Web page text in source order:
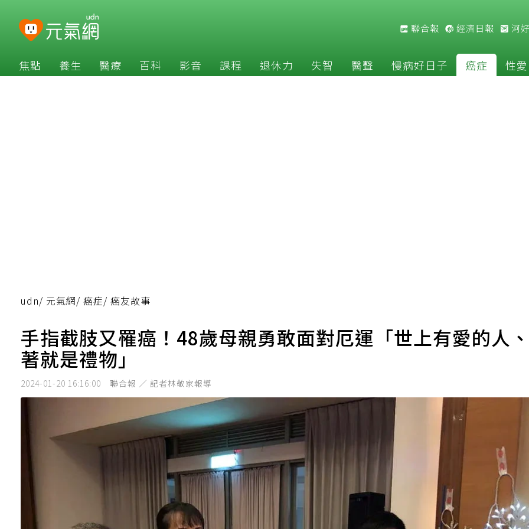
聯合報 經濟日報 河
焦點 養生 醫療 百科 影音 課程 退休力 失智 醫聲 慢病好日子 癌症 性愛
udn/ 元氣網/ 癌症/ 癌友故事
手指截肢又罹癌！48歲母親勇敢面對厄運「世上有愛的人
著就是禮物」
2024-01-20 16:16:00 聯合報 ／ 記者林敬家報導